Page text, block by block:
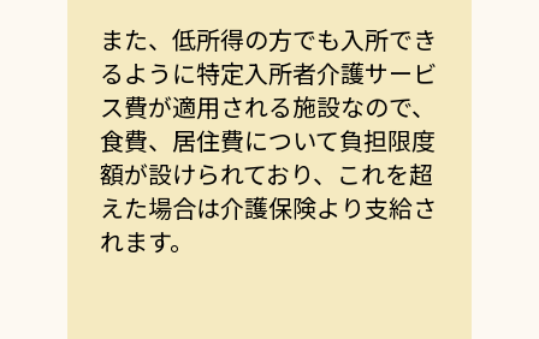
また、低所得の方でも入所でき
るように特定入所者介護サービ
ス費が適用される施設なので、
食費、居住費について負担限度
額が設けられており、これを超
えた場合は介護保険より支給さ
れます。